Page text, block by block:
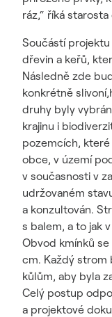
ráz,“ říká
Součástí
dřevin a keřů,
Následně zde
konkrétně
druhy byly
krajinu i
pozemcích,
obce, v území
v současnosti v
udržovaném
a konzultován.
s balem, a to jak
Obvod kmínků
cm. Každý strom
kůlům, aby byla
Celý postup
a projektové